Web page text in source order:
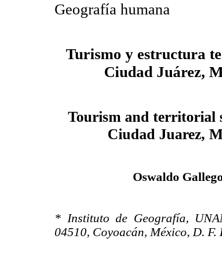
Geografía humana
Turismo y estructura
Ciudad Juárez,
Tourism and territorial
Ciudad Juarez,
Oswaldo
* Instituto de Geografía,
04510, Coyoacán, México, D.